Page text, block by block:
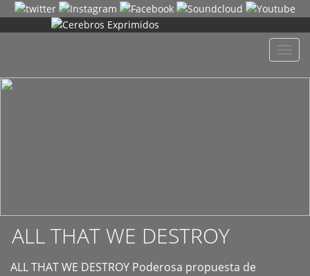
ALL THAT WE DESTROY
ALL THAT WE DESTROY Poderosa propuesta de